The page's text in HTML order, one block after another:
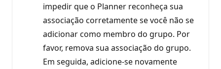
impedir que o Planner reconheça sua
associação corretamente se você não se
adicionar como membro do grupo. Por
favor, remova sua associação do grupo.
Em seguida, adicione-se novamente